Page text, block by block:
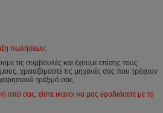
πωλήσεων;
τις συμβουλές και έχουμε επίσης τους
χρειαζόμαστε τις μηχανές σας που τρέχουν
τρέξιμό σας.
σας, είστε ικανοί να μας εφοδιάσετε με το